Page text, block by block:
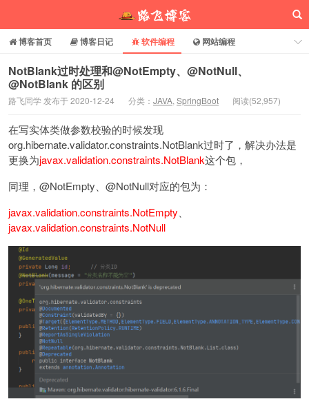
博客首页 博客日记 软件编程
网站编程
电脑常识
分享乐园 博客介绍
NotBlank过时处理和@NotEmpty、@NotNull、
@NotBlank 的区别
路飞同学 发布于 2020-12-24 分类： JAVA SpringBoot 阅读(52,957)
在写实体类做参数校验的时候发现
org.hibernate.validator.constraints.NotBlank过时了，解决办法是
更换为javax.validation.constraints.NotBlank这个包，
同理，@NotEmpty、@NotNull对应的包为：
javax.validation.constraints.NotEmpty
javax.validation.constraints.NotNull